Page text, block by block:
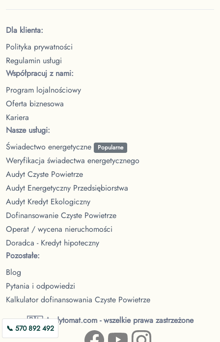
📞 570 892 492
Dla klienta:
Polityka prywatności
Regulamin usługi
Współpracuj z nami:
Program lojalnościowy
Oferta biznesowa
Kariera
Nasze usługi:
Świadectwo energetyczne
Popularne
Weryfikacja świadectwa energetycznego
Audyt Czyste Powietrze
Audyt Energetyczny Przedsiębiorstwa
Audyt Kredyt Ekologiczny
Dofinansowanie Czyste Powietrze
Operat / wycena nieruchomości
Doradca - Kredyt hipoteczny
Pozostałe:
Blog
Pytania i odpowiedzi
Kalkulator dofinansowania Czyste Powietrze
🇵🇱 Audytomat.com - wszelkie prawa zastrzeżone